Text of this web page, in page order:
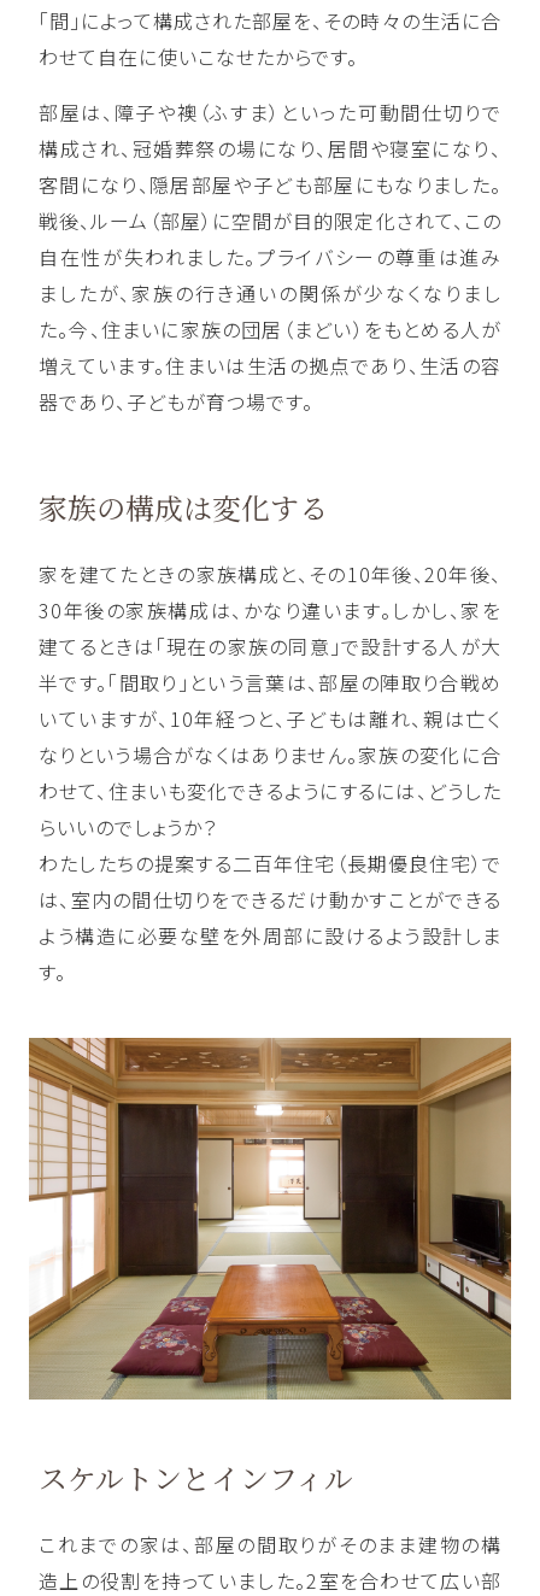
「間」によって構成された部屋を、その時々の生活に合
わせて自在に使いこなせたからです。
部屋は、障子や襖（ふすま）といった可動間仕切りで
構成され、冠婚葬祭の場になり、居間や寝室になり、
客間になり、隠居部屋や子ども部屋にもなりました。
戦後、ルーム（部屋）に空間が目的限定化されて、この
自在性が失われました。プライバシーの尊重は進み
ましたが、家族の行き通いの関係が少なくなりまし
た。今、住まいに家族の団居（まどい）をもとめる人が
増えています。住まいは生活の拠点であり、生活の容
器であり、子どもが育つ場です。
家族の構成は変化する
家を建てたときの家族構成と、その10年後、20年後、
30年後の家族構成は、かなり違います。しかし、家を
建てるときは「現在の家族の同意」で設計する人が大
半です。「間取り」という言葉は、部屋の陣取り合戦め
いていますが、10年経つと、子どもは離れ、親は亡く
なりという場合がなくはありません。家族の変化に合
わせて、住まいも変化できるようにするには、どうした
らいいのでしょうか？
わたしたちの提案する二百年住宅（長期優良住宅）で
は、室内の間仕切りをできるだけ動かすことができる
よう構造に必要な壁を外周部に設けるよう設計しま
す。
スケルトンとインフィル
これまでの家は、部屋の間取りがそのまま建物の構
造上の役割を持っていました。2室を合わせて広い部